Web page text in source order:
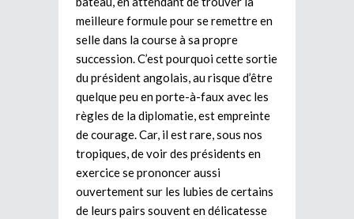
meilleure formule pour se remettre en
selle dans la course à sa propre
succession. C’est pourquoi cette sortie
du président angolais, au risque d’être
quelque peu en porte-à-faux avec les
règles de la diplomatie, est empreinte
de courage. Car, il est rare, sous nos
tropiques, de voir des présidents en
exercice se prononcer aussi
ouvertement sur les lubies de certains
de leurs pairs souvent en délicatesse